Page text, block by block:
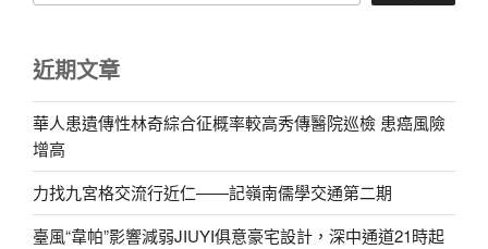
近期文章
華人患遺傳性林奇綜合征概率較高秀傳醫院巡檢 患癌風險
增高
力找九宮格交流行近仁——記嶺南儒學交通第二期
臺風“韋帕”影響減弱JIUYI俱意豪宅設計，深中通道21時起